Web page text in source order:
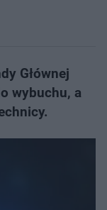
Głównej
wybuchu, a